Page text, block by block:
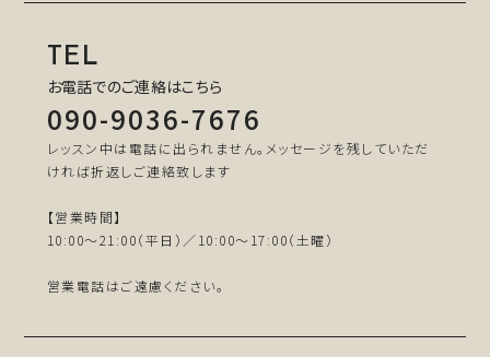
TEL
お電話でのご連絡はこちら
090-9036-7676
レッスン中は電話に出られません。メッセージを残していただ
ければ折返しご連絡致します
【営業時間】
10:00～21:00（平日）／10:00～17:00（土曜）
営業電話はご遠慮ください。